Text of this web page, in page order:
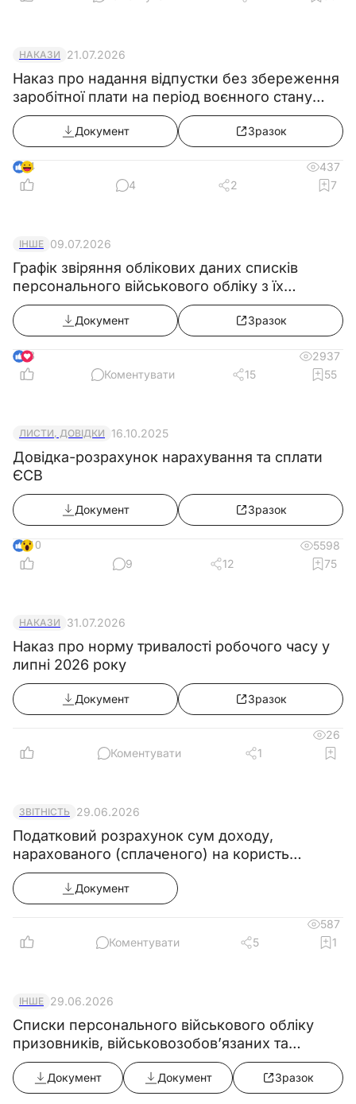
НАКАЗИ 21.07.2026
Наказ про надання відпустки без збереження
заробітної плати на період воєнного стану
(продовження з 02.08.2026)
Документ Зразок
4
437
4
2 7
ІНШЕ 09.07.2026
Графік звіряння облікових даних списків
персонального військового обліку з їх
військово-обліковими документами
Документ Зразок
8
2937
Коментувати
15 55
ЛИСТИ, ДОВІДКИ 16.10.2025
Довідка-розрахунок нарахування та сплати
ЄСВ
Документ Зразок
10
5598
9
12 75
НАКАЗИ 31.07.2026
Наказ про норму тривалості робочого часу у
липні 2026 року
Документ Зразок
26
Коментувати
1
ЗВІТНІСТЬ 29.06.2026
Податковий розрахунок сум доходу,
нарахованого (сплаченого) на користь
платників податків - фізичних осіб, і сум
утриманого з них податку, а також сум
нарахованого ЄВ для податкових агентів, крім
ФОП та або осіб, які провададять незалежну
профдіяльність
Документ
587
Коментувати
5 1
ІНШЕ 29.06.2026
Списки персонального військового обліку
призовників, військовозобов’язаних та
резервістів ((додаток 5) в редакції постанови
КМУ від 10.06.2026 №812)
Документ Документ Зразок